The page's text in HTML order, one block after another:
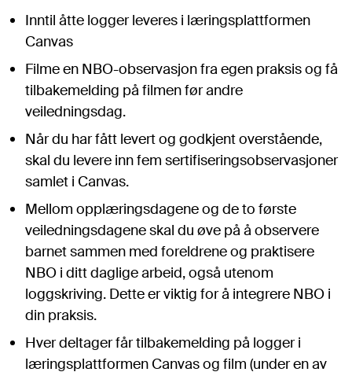
Inntil åtte logger leveres i læringsplattformen
Canvas
Filme en NBO-observasjon fra egen praksis og få
tilbakemelding på filmen før andre
veiledningsdag.
Når du har fått levert og godkjent overstående,
skal du levere inn fem sertifiseringsobservasjoner
samlet i Canvas.
Mellom opplæringsdagene og de to første
veiledningsdagene skal du øve på å observere
barnet sammen med foreldrene og praktisere
NBO i ditt daglige arbeid, også utenom
loggskriving. Dette er viktig for å integrere NBO i
din praksis.
Hver deltager får tilbakemelding på logger i
læringsplattformen Canvas og film (under en av